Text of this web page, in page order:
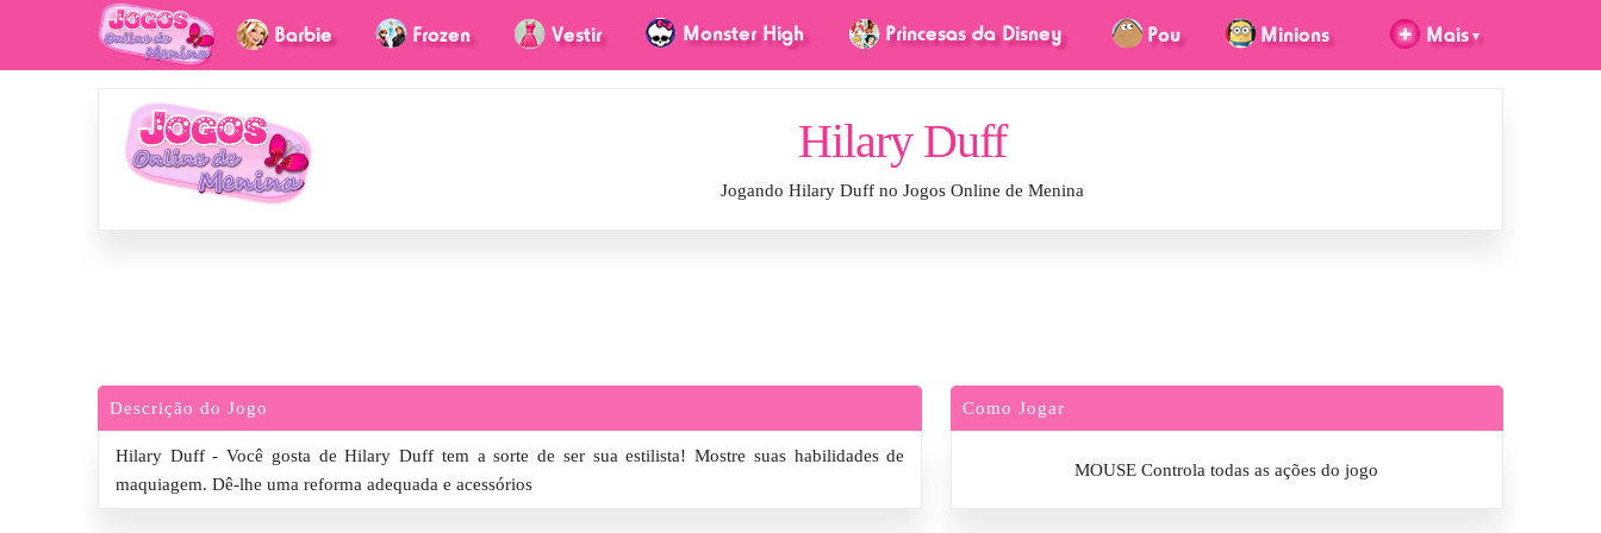
Hilary Duff
Jogando Hilary Duff no Jogos Online de Menina
Descrição do Jogo
Hilary Duff - Você gosta de Hilary Duff tem a sorte de ser sua estilista! Mostre suas habilidades de
maquiagem. Dê-lhe uma reforma adequada e acessórios
Como Jogar
MOUSE Controla todas as ações do jogo